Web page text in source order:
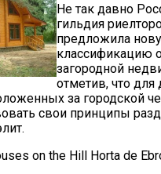
Не так давно
гильдия
предложила
классификацию
загородной
отметив, что
за городской
свои принципы
on the Hill Horta de